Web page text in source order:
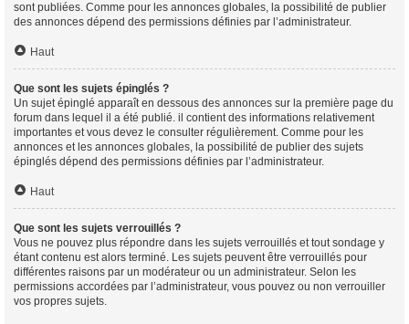
sont publiées. Comme pour les annonces globales, la possibilité de publier
des annonces dépend des permissions définies par l’administrateur.
Haut
Que sont les sujets épinglés ?
Un sujet épinglé apparaît en dessous des annonces sur la première page du
forum dans lequel il a été publié. il contient des informations relativement
importantes et vous devez le consulter régulièrement. Comme pour les
annonces et les annonces globales, la possibilité de publier des sujets
épinglés dépend des permissions définies par l’administrateur.
Haut
Que sont les sujets verrouillés ?
Vous ne pouvez plus répondre dans les sujets verrouillés et tout sondage y
étant contenu est alors terminé. Les sujets peuvent être verrouillés pour
différentes raisons par un modérateur ou un administrateur. Selon les
permissions accordées par l’administrateur, vous pouvez ou non verrouiller
vos propres sujets.